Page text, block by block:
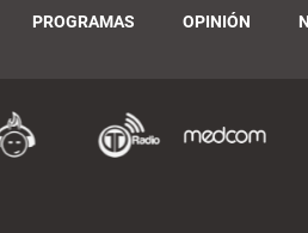
PROGRAMAS OPINIÓN